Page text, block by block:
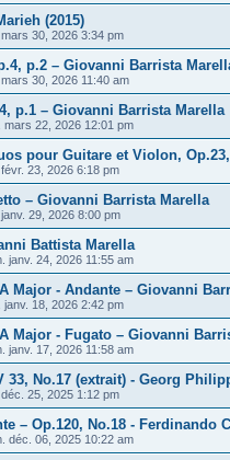
(2015)
30, 2026 3:34 pm
p.2 – Giovanni Barrista
30, 2026 11:40 am
p.1 – Giovanni Barrista Marella
mars 22, 2026 12:01 pm
pour Guitare et Violon,
23, 2026 6:18 pm
– Giovanni Barrista Marella
29, 2026 8:00 pm
Battista Marella
janv. 24, 2026 11:55 am
Major - Andante – Giovanni
janv. 18, 2026 2:42 pm
Major - Fugato – Giovanni
janv. 17, 2026 11:58 am
33, No.17 (extrait) - Georg
25, 2025 1:12 pm
– Op.120, No.18 - Ferdinando
déc. 06, 2025 10:22 am